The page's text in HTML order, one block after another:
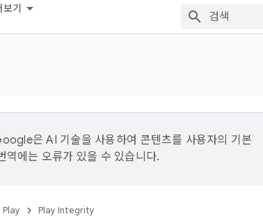
보기
은 AI 기술을 사용하여 콘텐츠를 사용자의 기본
역에는 오류가 있을 수 있습니다.
Play Play Integrity